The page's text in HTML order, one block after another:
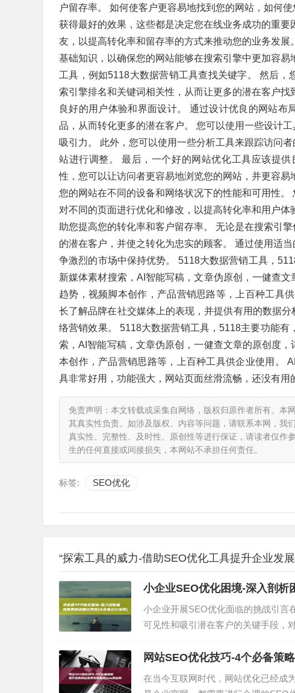
户留存率。 如何使客户更容易地找到您的网站，如何
获得最好的效果，这些都是决定您在线业务成功的重
友，以提高转化率和留存率的方式来推动您的业务发
基础知识，以确保您的网站能够在搜索引擎中更加容
工具，例如5118大数据营销工具查找关键字。 然后
索引擎排名和关键词相关性，从而让更多的潜在客户
良好的用户体验和界面设计。 通过设计优良的网站
品，从而转化更多的潜在客户。 您可以使用一些设计
吸引力。 此外，您可以使用一些分析工具来跟踪访问
站进行调整。 最后，一个好的网站优化工具应该提
性，您可以让访问者更容易地浏览您的网站，并更容
您的网站在不同的设备和网络状况下的性能和可用性
对不同的页面进行优化和修改，以提高转化率和用户
助您提高您的转化率和客户留存率。 无论是在搜索引
的潜在客户，并使之转化为忠实的顾客。 通过使用适
争激烈的市场中保持优势。 5118大数据营销工具，
新媒体素材搜索，AI智能写稿，文章伪原创，一健查
趋势，视频脚本创作，产品营销思路等，上百种工具
长了解品牌在社交媒体上的表现，并提供有用的数据
络营销效果。 5118大数据营销工具，5118主要功能
索，AI智能写稿，文章伪原创，一健查文章的原创度
本创作，产品营销思路等，上百种工具供企业使用。
具非常好用，功能强大，网站页面丝滑流畅，还没有
免责声明：本文转载或采集自网络，版权归原作者所有。本
其真实性负责。如涉及版权、内容等问题，请联系本网，我
真实性、完整性、及时性、原创性等进行保证，请读者仅作
生的任何直接或间接损失，本网站不承担任何责任。
标签: SEO优化
“探索工具的威力-借助SEO优化工具提升企业发
小企业SEO优化困境-深入剖析
小企业开展SEO优化面临的挑战引言
可见性和吸引潜在客户的关键手段，
本文将深入探讨小企业难以…
网站SEO优化技巧-4个必备策
在当今互联网时代，网站优化已经成